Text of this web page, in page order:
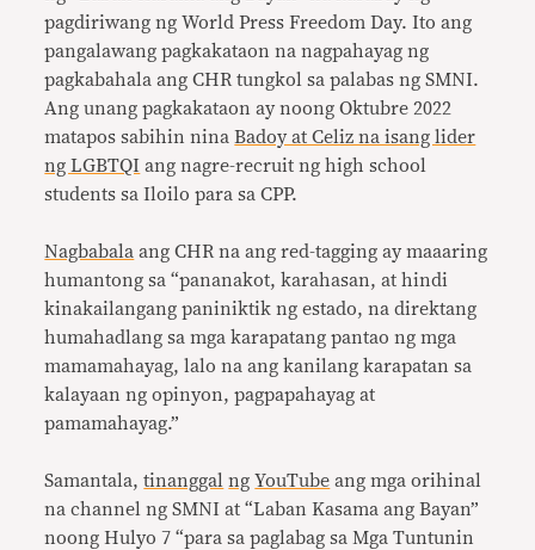
pagdiriwang ng World Press Freedom Day. Ito ang
pangalawang pagkakataon na nagpahayag ng
pagkabahala ang CHR tungkol sa palabas ng SMNI.
Ang unang pagkakataon ay noong Oktubre 2022
matapos sabihin ninaBadoy at Celiz na isang lider
ng LGBTQI ang nagre-recruit ng high school
students sa Iloilo para sa CPP.
Nagbabala ang CHR na ang red-tagging ay maaaring
humantong sa “pananakot, karahasan, at hindi
kinakailangang paniniktik ng estado, na direktang
humahadlang sa mga karapatang pantao ng mga
mamamahayag, lalo na ang kanilang karapatan sa
kalayaan ng opinyon, pagpapahayag at
pamamahayag.”
Samantala,tinanggal ng YouTube ang mga orihinal
na channel ng SMNI at “Laban Kasama ang Bayan”
noong Hulyo 7 “para sa paglabag sa Mga Tuntunin